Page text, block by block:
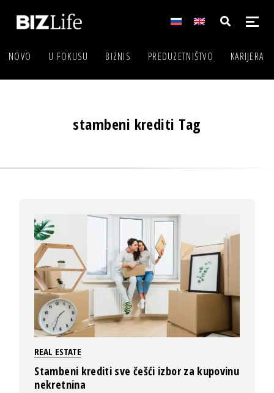
NOVO U FOKUSU BIZNIS PREDUZETNIŠTVO KARIJERA
stambeni krediti Tag
REAL ESTATE
Stambeni krediti sve češći izbor za kupovinu
nekretnina